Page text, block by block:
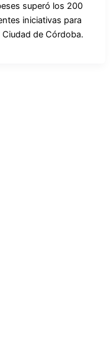
superó los 200
iniciativas para
de Córdoba.